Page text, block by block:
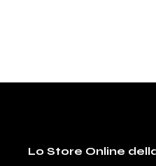
Lo Store Online